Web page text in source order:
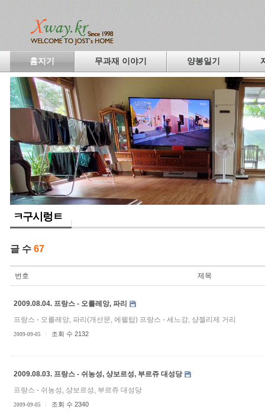
홈지기 무과재 이야기 양봉일기
ㅋ구시렁ㅌ
글 수 67
번호 제목
2009.08.04. 프랑스 - 오를레앙, 파리
프랑스 - 오를레앙, 파리(개선문, 에펠탑) 프랑스 - 세느강, 샹젤리제 거리
2009-09-05 조회 수 2132
2009.08.03. 프랑스 - 쉬농성, 샹보르성, 부르쥬 대성당
프랑스 - 쉬농성, 샹보르성, 부르쥬 대성당
2009-09-05 조회 수 2340